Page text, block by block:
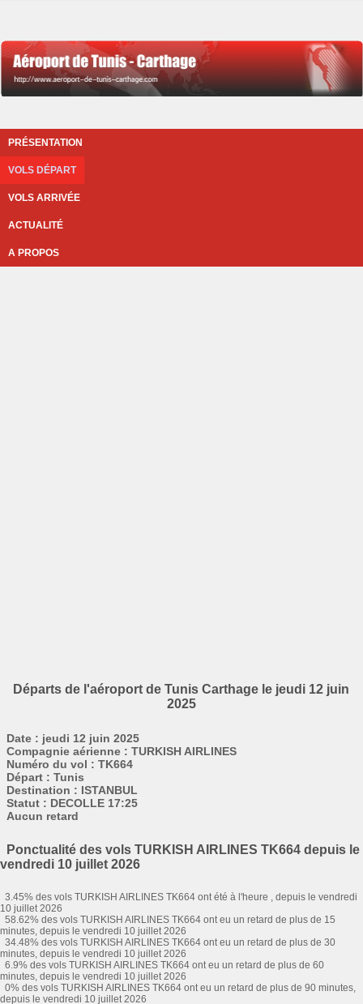
PRÉSENTATION
VOLS DÉPART
VOLS ARRIVÉE
ACTUALITÉ
A PROPOS
Départs de l'aéroport de Tunis Carthage le jeudi 12 juin
2025
Date : jeudi 12 juin 2025
Compagnie aérienne : TURKISH AIRLINES
Numéro du vol : TK664
Départ : Tunis
Destination : ISTANBUL
Statut : DECOLLE 17:25
Aucun retard
Ponctualité des vols TURKISH AIRLINES TK664 depuis le
vendredi 10 juillet 2026
3.45% des vols TURKISH AIRLINES TK664 ont été à l'heure , depuis le vendredi
10 juillet 2026
58.62% des vols TURKISH AIRLINES TK664 ont eu un retard de plus de 15
minutes, depuis le vendredi 10 juillet 2026
34.48% des vols TURKISH AIRLINES TK664 ont eu un retard de plus de 30
minutes, depuis le vendredi 10 juillet 2026
6.9% des vols TURKISH AIRLINES TK664 ont eu un retard de plus de 60
minutes, depuis le vendredi 10 juillet 2026
0% des vols TURKISH AIRLINES TK664 ont eu un retard de plus de 90 minutes,
depuis le vendredi 10 juillet 2026